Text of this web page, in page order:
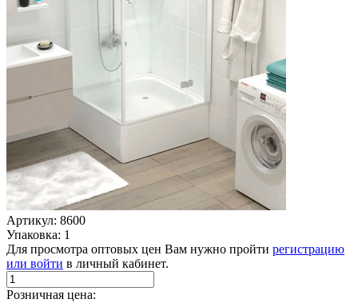
Артикул: 8600
Упаковка: 1
Для просмотра оптовых цен Вам нужно пройти регистрацию
или войти в личный кабинет.
Розничная цена: